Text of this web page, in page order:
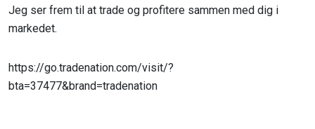
Jeg ser frem til at trade og profitere sammen med dig i
markedet.
https://go.tradenation.com/visit/?
bta=37477&brand=tradenation